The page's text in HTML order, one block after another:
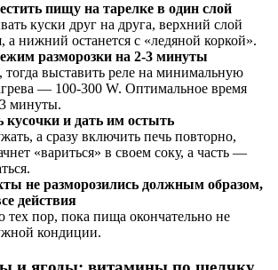
пищу на тарелке в один слой
куски друг на друга, верхний слой
а нижний останется с «ледяной коркой».
разморозки на 2-3 минуты
тогда выставить реле на минимальную
— 100-300 W. Оптимальное время
минуты.
и дать им остыть
а сразу включить печь повторно,
«вариться» в своем соку, а часть —
не разморозились должным образом,
действия
тех пор, пока пища окончательно не
кондиции.